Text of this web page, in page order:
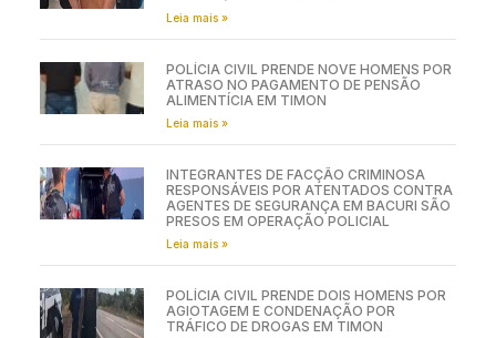
Leia mais »
POLÍCIA CIVIL PRENDE NOVE HOMENS POR
ATRASO NO PAGAMENTO DE PENSÃO
ALIMENTÍCIA EM TIMON
Leia mais »
INTEGRANTES DE FACÇÃO CRIMINOSA
RESPONSÁVEIS POR ATENTADOS CONTRA
AGENTES DE SEGURANÇA EM BACURI SÃO
PRESOS EM OPERAÇÃO POLICIAL
Leia mais »
POLÍCIA CIVIL PRENDE DOIS HOMENS POR
AGIOTAGEM E CONDENAÇÃO POR
TRÁFICO DE DROGAS EM TIMON